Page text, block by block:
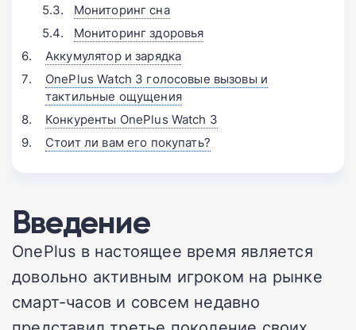
Мониторинг сна
Мониторинг здоровья
Аккумулятор и зарядка
OnePlus Watch 3 голосовые вызовы и
тактильные ощущения
Конкуренты OnePlus Watch 3
Стоит ли вам его покупать?
Введение
OnePlus в настоящее время является
довольно активным игроком на рынке
смарт-часов и совсем недавно